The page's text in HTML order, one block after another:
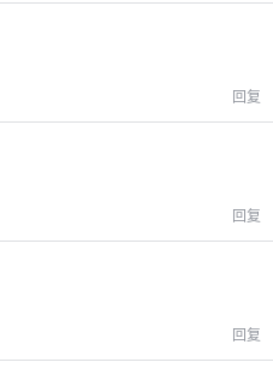
回复
回复
回复